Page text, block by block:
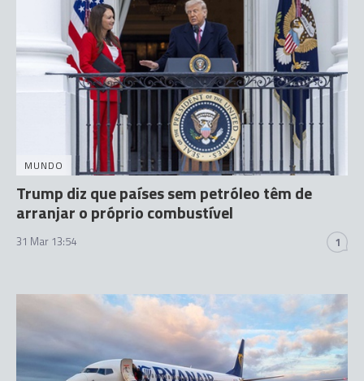
MUNDO
Trump diz que países sem petróleo têm de
arranjar o próprio combustível
31 Mar 13:54 1